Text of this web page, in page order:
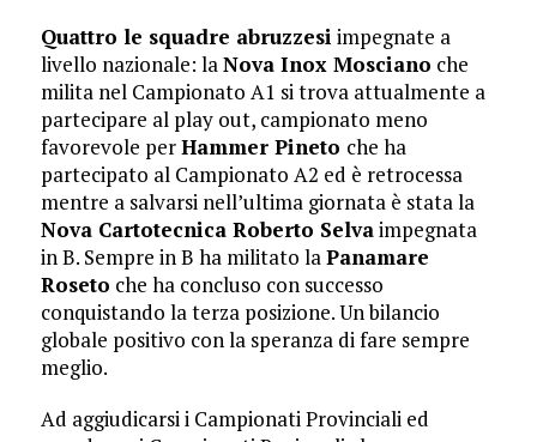
Quattro le squadre abruzzesi impegnate a
livello nazionale: laNova Inox Mosciano che
milita nel Campionato A1 si trova attualmente a
partecipare al play out, campionato meno
favorevole perHammer Pineto che ha
partecipato al Campionato A2 ed è retrocessa
mentre a salvarsi nell’ultima giornata è stata la
Nova Cartotecnica Roberto Selvaimpegnata
in B. Sempre in B ha militato laPanamare
Roseto che ha concluso con successo
conquistando la terza posizione. Un bilancio
globale positivo con la speranza di fare sempre
meglio.
Ad aggiudicarsi i Campionati Provinciali ed